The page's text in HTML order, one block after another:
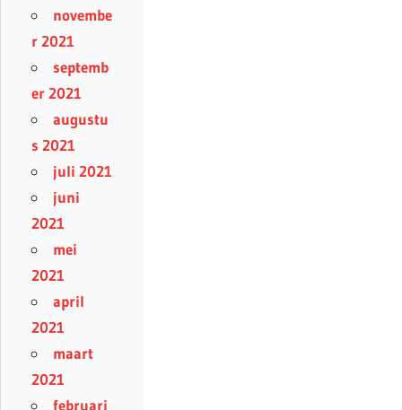
novembe
r 2021
septemb
er 2021
augustu
s 2021
juli 2021
juni
2021
mei
2021
april
2021
maart
2021
februari